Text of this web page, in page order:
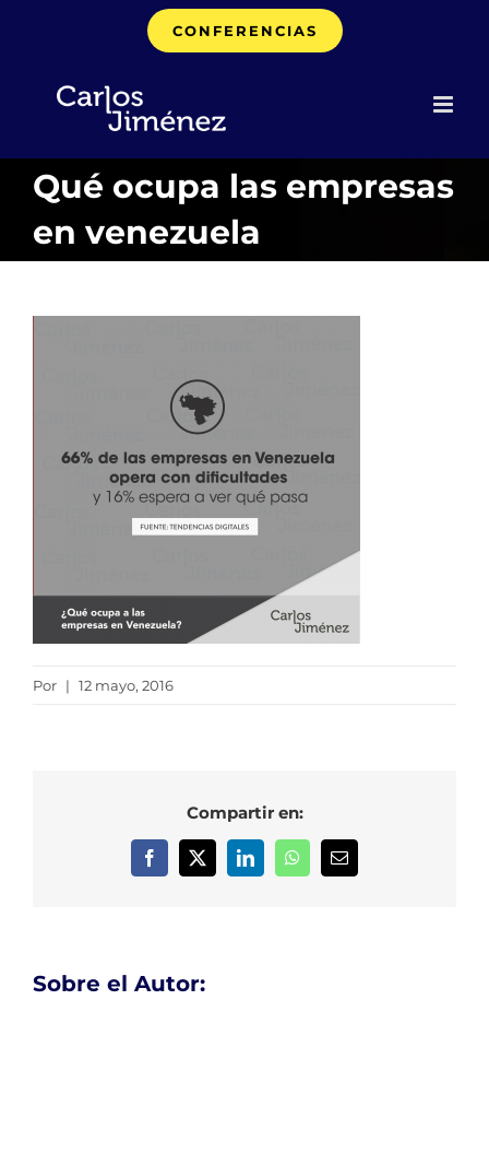
CONFERENCIAS
Qué ocupa las empresas
en venezuela
Por | 12 mayo, 2016
Compartir en:
Facebook
X LinkedInWhatsAppCorreo
Sobre el Autor: